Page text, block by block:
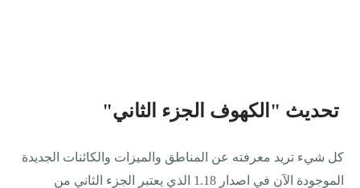
تحديث "الكهوف الجزء الثاني"
كل شيء تريد معرفته عن المناطق والميزات والكائنات الجديدة
الموجودة الآن في اصدار 1.18 الذي يعتبر الجزء الثاني من